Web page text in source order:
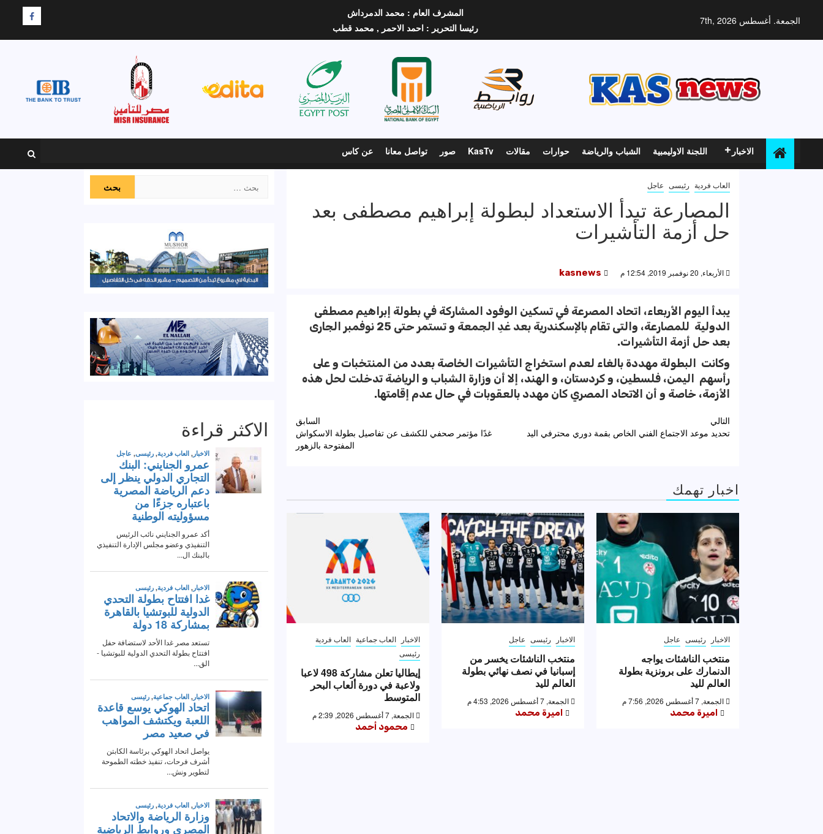
الجمعة. أغسطس 7th, 2026
المشرف العام : محمد الدمرداش
رئيسا التحرير : احمد الاحمر , محمد قطب
F
الاخبار اللجنة الاوليمبية الشباب والرياضة حوارات مقالات KasTv صور تواصل معانا عن كاس
العاب فردية رئيسى عاجل
المصارعة تبدأ الاستعداد لبطولة إبراهيم مصطفى بعد
حل أزمة التأشيرات
الأربعاء, 20 نوفمبر 2019, 12:54 م kasnews
يبدأ اليوم الأربعاء، اتحاد المصرعة في تسكين الوفود المشاركة في بطولة إبراهيم مصطفى
الدولية للمصارعة، والتى تقام بالإسكندرية بعد غدِ الجمعة و تستمر حتى 25 نوفمبر الجارى
بعد حل أزمة التأشيرات.
وكانت البطولة مهددة بالغاء لعدم استخراج التأشيرات الخاصة بعدد من المنتخبات و على
رأسهم اليمن، فلسطين، و كردستان، و الهند، إلا أن وزارة الشباب و الرياضة تدخلت لحل هذه
الأزمة، خاصة و أن الاتحاد المصري كان مهدد بالعقوبات في حال عدم إقامتها.
تصفّح
المقالات
السابق
غدًا مؤتمر صحفي للكشف عن تفاصيل بطولة الاسكواش
المفتوحة بالزهور
التالي
تحديد موعد الاجتماع الفني الخاص بقمة دوري محترفي اليد
اخبار تهمك
الاخبار رئيسى عاجل
منتخب الناشئات يواجه
الدنمارك على برونزية بطولة
العالم لليد
الجمعة, 7 أغسطس 2026, 7:56 م
اميرة محمد
الاخبار رئيسى عاجل
منتخب الناشئات يخسر من
إسبانيا في نصف نهائي بطولة
العالم لليد
الجمعة, 7 أغسطس 2026, 4:53 م
اميرة محمد
الاخبار العاب جماعية العاب فردية
رئيسى
إيطاليا تعلن مشاركة 498 لاعبا
ولاعبة في دورة ألعاب البحر
المتوسط
الجمعة, 7 أغسطس 2026, 2:39 م
محمود أحمد
عن:
الاكثر قراءة